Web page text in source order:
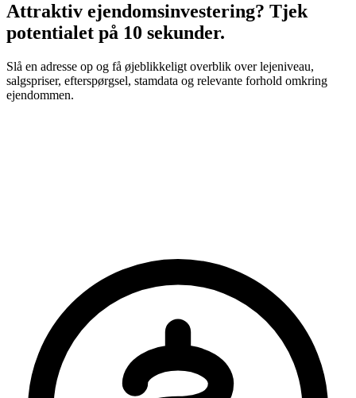
Attraktiv ejendomsinvestering? Tjek
potentialet på 10 sekunder.
Slå en adresse op og få øjeblikkeligt overblik over lejeniveau,
salgspriser, efterspørgsel, stamdata og relevante forhold omkring
ejendommen.